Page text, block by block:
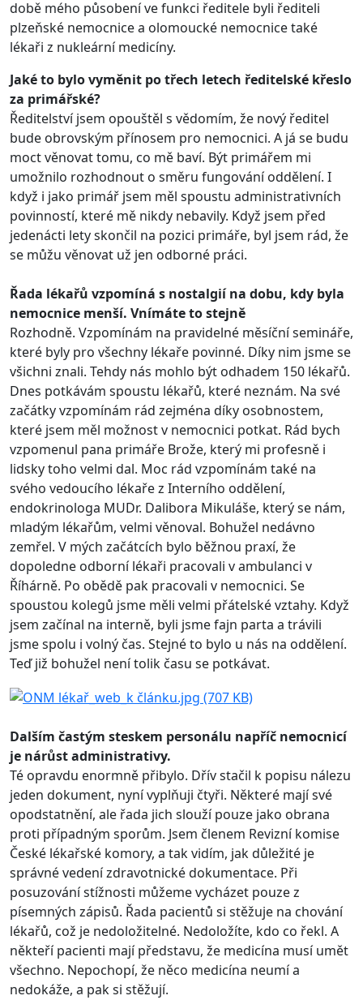
době mého působení ve funkci ředitele byli řediteli
plzeňské nemocnice a olomoucké nemocnice také
lékaři z nukleární medicíny.
Jaké to bylo vyměnit po třech letech ředitelské křeslo
za primářské?
Ředitelství jsem opouštěl s vědomím, že nový ředitel
bude obrovským přínosem pro nemocnici. A já se budu
moct věnovat tomu, co mě baví. Být primářem mi
umožnilo rozhodnout o směru fungování oddělení. I
když i jako primář jsem měl spoustu administrativních
povinností, které mě nikdy nebavily. Když jsem před
jedenácti lety skončil na pozici primáře, byl jsem rád, že
se můžu věnovat už jen odborné práci.
Řada lékařů vzpomíná s nostalgií na dobu, kdy byla
nemocnice menší. Vnímáte to stejně
Rozhodně. Vzpomínám na pravidelné měsíční semináře,
které byly pro všechny lékaře povinné. Díky nim jsme se
všichni znali. Tehdy nás mohlo být odhadem 150 lékařů.
Dnes potkávám spoustu lékařů, které neznám. Na své
začátky vzpomínám rád zejména díky osobnostem,
které jsem měl možnost v nemocnici potkat. Rád bych
vzpomenul pana primáře Brože, který mi profesně i
lidsky toho velmi dal. Moc rád vzpomínám také na
svého vedoucího lékaře z Interního oddělení,
endokrinologa MUDr. Dalibora Mikuláše, který se nám,
mladým lékařům, velmi věnoval. Bohužel nedávno
zemřel. V mých začátcích bylo běžnou praxí, že
dopoledne odborní lékaři pracovali v ambulanci v
Říhárně. Po obědě pak pracovali v nemocnici. Se
spoustou kolegů jsme měli velmi přátelské vztahy. Když
jsem začínal na interně, byli jsme fajn parta a trávili
jsme spolu i volný čas. Stejné to bylo u nás na oddělení.
Teď již bohužel není tolik času se potkávat.
Dalším častým steskem personálu napříč nemocnicí
je nárůst administrativy.
Té opravdu enormně přibylo. Dřív stačil k popisu nálezu
jeden dokument, nyní vyplňuji čtyři. Některé mají své
opodstatnění, ale řada jich slouží pouze jako obrana
proti případným sporům. Jsem členem Revizní komise
České lékařské komory, a tak vidím, jak důležité je
správné vedení zdravotnické dokumentace. Při
posuzování stížnosti můžeme vycházet pouze z
písemných zápisů. Řada pacientů si stěžuje na chování
lékařů, což je nedoložitelné. Nedoložíte, kdo co řekl. A
někteří pacienti mají představu, že medicína musí umět
všechno. Nepochopí, že něco medicína neumí a
nedokáže, a pak si stěžují.